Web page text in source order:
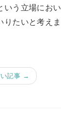
いう立場におい
たいと考えま
記事 →